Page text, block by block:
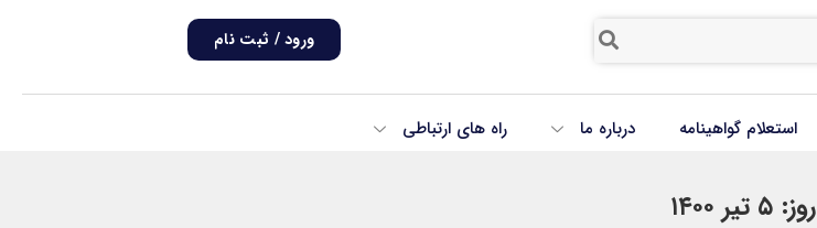
ورود / ثبت نام
استعلام گواهینامه درباره ما راه های ارتباطی
روز: ۵ تیر ۱۴۰۰